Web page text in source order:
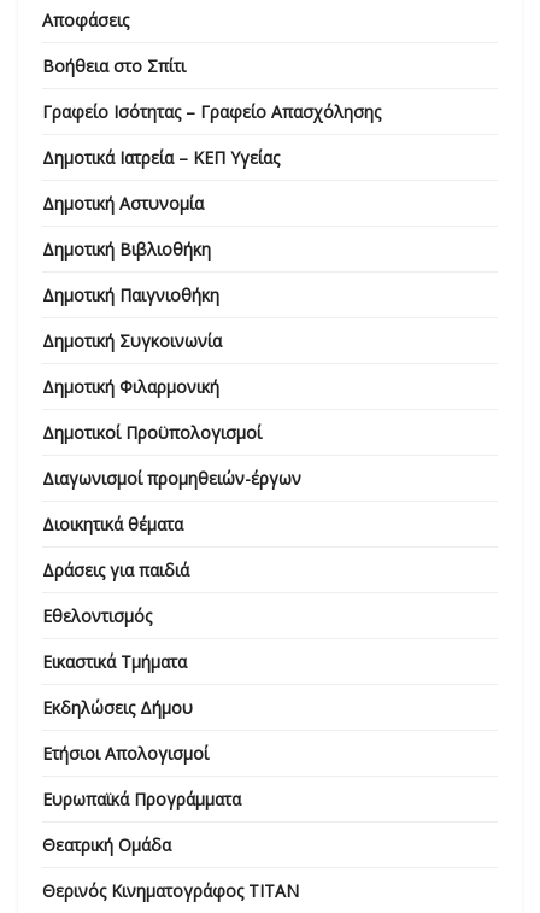
Αποφάσεις
Βοήθεια στο Σπίτι
Γραφείο Ισότητας – Γραφείο Απασχόλησης
Δημοτικά Ιατρεία – ΚΕΠ Υγείας
Δημοτική Αστυνομία
Δημοτική Βιβλιοθήκη
Δημοτική Παιγνιοθήκη
Δημοτική Συγκοινωνία
Δημοτική Φιλαρμονική
Δημοτικοί Προϋπολογισμοί
Διαγωνισμοί προμηθειών-έργων
Διοικητικά θέματα
Δράσεις για παιδιά
Εθελοντισμός
Εικαστικά Τμήματα
Εκδηλώσεις Δήμου
Ετήσιοι Απολογισμοί
Ευρωπαϊκά Προγράμματα
Θεατρική Ομάδα
Θερινός Κινηματογράφος ΤΙΤΑΝ